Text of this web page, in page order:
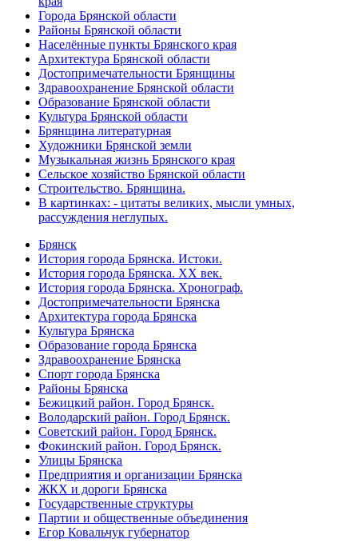
Города Брянской области
Районы Брянской области
Населённые пункты Брянского края
Архитектура Брянской области
Достопримечательности Брянщины
Здравоохранение Брянской области
Образование Брянской области
Культура Брянской области
Брянщина литературная
Художники Брянской земли
Музыкальная жизнь Брянского края
Сельское хозяйство Брянской области
Строительство. Брянщина.
В картинках: - цитаты великих, мысли умных,
рассуждения неглупых.
Брянск
История города Брянска. Истоки.
История города Брянска. XX век.
История города Брянска. Хронограф.
Достопримечательности Брянска
Архитектура города Брянска
Культура Брянска
Образование города Брянска
Здравоохранение Брянска
Спорт города Брянска
Районы Брянска
Бежицкий район. Город Брянск.
Володарский район. Город Брянск.
Советский район. Город Брянск.
Фокинский район. Город Брянск.
Улицы Брянска
Предприятия и организации Брянска
ЖКХ и дороги Брянска
Государственные структуры
Партии и общественные объединения
Егор Ковальчук губернатор